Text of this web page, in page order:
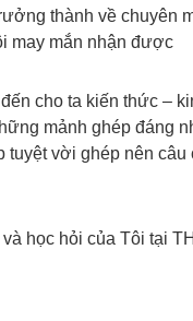
thành về chuyên
may mắn nhận được
cho ta kiến thức –
mảnh ghép đáng
tuyệt vời ghép nên
học hỏi của Tôi tại